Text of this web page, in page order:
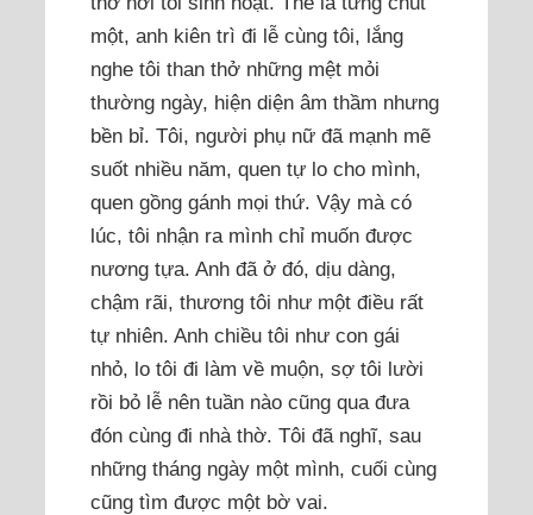
một, anh kiên trì đi lễ cùng tôi, lắng
nghe tôi than thở những mệt mỏi
thường ngày, hiện diện âm thầm nhưng
bền bỉ. Tôi, người phụ nữ đã mạnh mẽ
suốt nhiều năm, quen tự lo cho mình,
quen gồng gánh mọi thứ. Vậy mà có
lúc, tôi nhận ra mình chỉ muốn được
nương tựa. Anh đã ở đó, dịu dàng,
chậm rãi, thương tôi như một điều rất
tự nhiên. Anh chiều tôi như con gái
nhỏ, lo tôi đi làm về muộn, sợ tôi lười
rồi bỏ lễ nên tuần nào cũng qua đưa
đón cùng đi nhà thờ. Tôi đã nghĩ, sau
những tháng ngày một mình, cuối cùng
cũng tìm được một bờ vai.